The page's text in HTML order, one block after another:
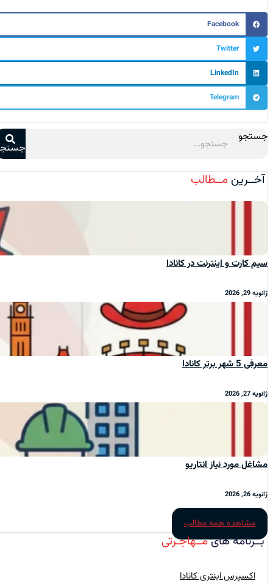
Facebook
Twitter
LinkedIn
Telegram
جستجو
جستجو
آخــرینمــطالب
سیم‌ کارت و اینترنت در کانادا
ژانویه 29, 2026
معرفی 5 شهر برتر کانادا
ژانویه 27, 2026
مشاغل مورد نیاز انتاریو
ژانویه 26, 2026
مشاهده همه مطالب
بــرنامه‌ هایمــهاجـرتی
اکسپرس اینتری کانادا